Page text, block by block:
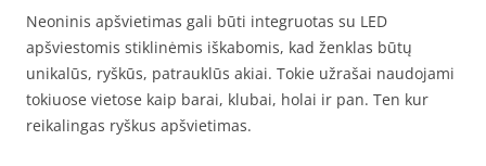
Neoninis apšvietimas gali būti integruotas su LED
apšviestomis stiklinėmis iškabomis, kad ženklas būtų
unikalūs, ryškūs, patrauklūs akiai. Tokie užrašai naudojami
tokiuose vietose kaip barai, klubai, holai ir pan. Ten kur
reikalingas ryškus apšvietimas.